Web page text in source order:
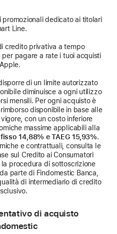
dedicato ai titolari
Line.
credito privativa a tempo
pagare a rate i tuoi acquisti
di un limite autorizzato
diminuisce a ogni utilizzo
mensili. Per ogni acquisto è
disponibile in base alle
con un costo inferiore
massime applicabili alla
14,88% e TAEG 15,93%.
e contrattuali, consulta le
sul Credito ai Consumatori
procedura di sottoscrizione
parte di Findomestic Banca,
di intermediario di credito
di acquisto